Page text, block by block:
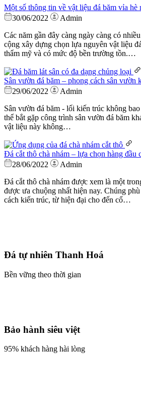
Một số thông tin về vật liệu đá băm vỉa hè
30/06/2022
Admin
Các năm gần đây càng ngày càng có
cộng xây dựng chọn lựa nguyên vật liệu
thẩm mỹ và có mức độ bền trường tồn.…
Sân vườn đá băm – phong cách sân vườn
29/06/2022
Admin
Sân vườn đá băm - lối kiến trúc không
thể bắt gặp công trình sân vườn đá băm
vật liệu này không…
Đá cắt thô chà nhám – lựa chọn hàng đầu
28/06/2022
Admin
Đá cắt thô chà nhám được xem là một
được ưa chuộng nhất hiện nay. Chúng
cách kiến trúc, từ hiện đại cho đến cổ…
Đá tự nhiên Thanh Hoá
Bền vững theo thời gian
Bảo hành siêu việt
95% khách hàng hài lòng